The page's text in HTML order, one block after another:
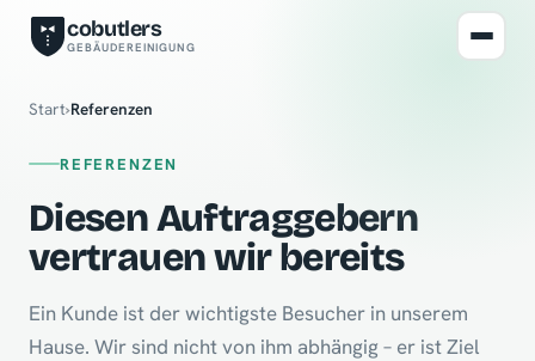
cobutlers
GEBÄUDEREINIGUNG
Start›Referenzen
REFERENZEN
Diesen Auftraggebern
vertrauen wir bereits
Ein Kunde ist der wichtigste Besucher in unserem
Hause. Wir sind nicht von ihm abhängig – er ist Ziel